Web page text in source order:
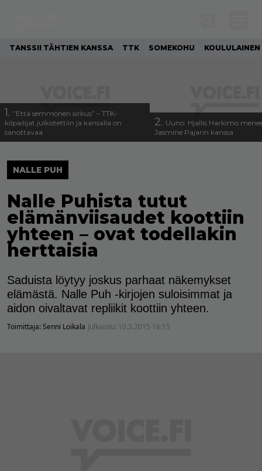
TANSSII TÄHTIEN KANSSA TTK SOMEKOHU KOULULAINEN
1. ”Että semmonen sirkus” – TTK-
kilpailijat julkistettiin ja kansalla on
sanottavaa
2. Uuno: Hjallis Harkimo
Jasmine Pajarin kanssa
NALLE PUH
Nalle Puhista tutut
elämänviisaudet koottiin
yhteen – ovat todellakin
herttaisia
Saduista löytyy joskus parhaat näkemykset
elämästä. Nalle Puh -kirjojen suloisimmat ja
aidon oivaltavat repliikit koottiin yhteen.
Toimittaja:Senni Loikala Julkaistu: 10.3.2015 16:15